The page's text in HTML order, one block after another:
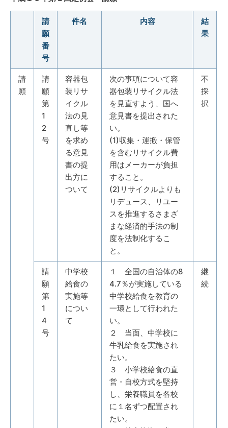
請
願
番
号
件名 内容
結
果
請
願
請
願
第
1
2
号
容器包
装リサ
イクル
法の見
直し等
を求め
る意見
書の提
出方に
ついて
次の事項について容
器包装リサイクル法
を見直すよう、国へ
意見書を提出された
い。
(1)収集・運搬・保管
を含むリサイクル費
用はメーカーが負担
すること。
(2)リサイクルよりも
リデュース、リユー
スを推進するさまざ
まな経済的手法の制
度を法制化するこ
と。
不
採
択
請
願
第
1
4
号
中学校
給食の
実施等
につい
て
１ 全国の自治体の8
4.7％が実施している
中学校給食を教育の
一環として行われた
い。
２ 当面、中学校に
牛乳給食を実施され
たい。
３ 小学校給食の直
営・自校方式を堅持
し、栄養職員を各校
に１名ずつ配置され
たい。
継
続